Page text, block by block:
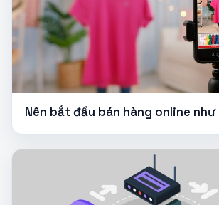
Nên bắt đầu bán hàng online